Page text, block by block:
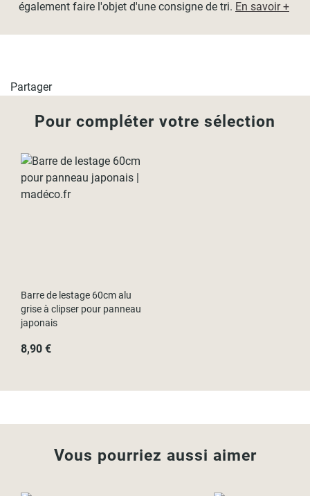
également faire l'objet d'une consigne de tri. En savoir +
Partager
Pour compléter votre sélection
Barre de lestage 60cm alu
grise à clipser pour panneau
japonais
8,90 €
Vous pourriez aussi aimer